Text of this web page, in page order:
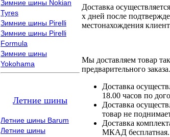
Зимние шины Nokian
Tyres
Зимние шины Pirelli
Зимние шины Pirelli
Formula
Зимние шины
Yokohama
Летние шины
Летние шины Barum
Летние шины
Доставка
х дней после
местонахождения
Мы доставляем товар
предварительного заказа.
Доставка
18.00 часов по
Доставка
товар не
Доставка
МКАД бесплатная.